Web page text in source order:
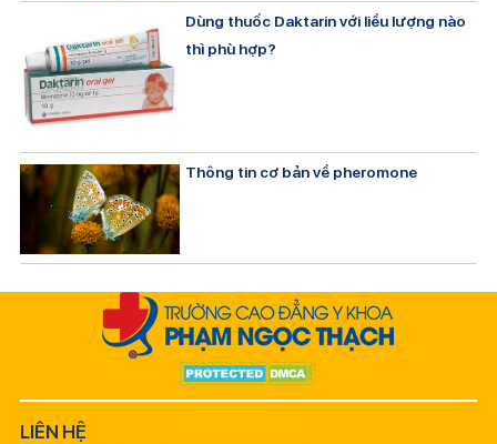
Dùng thuốc Daktarin với liều lượng nào
thì phù hợp?
Thông tin cơ bản về pheromone
LIÊN HỆ